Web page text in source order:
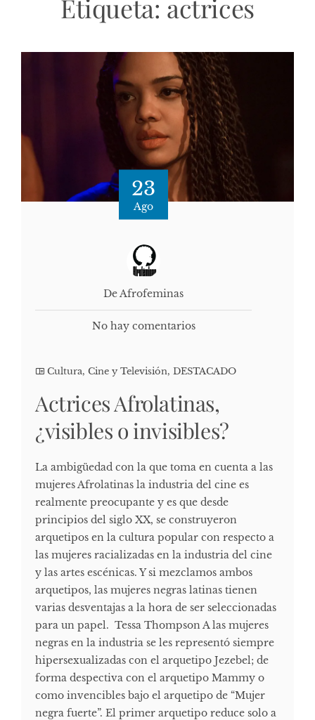
Etiqueta: actrices
23
Ago
De Afrofeminas
No hay comentarios
Cultura, Cine y Televisión, DESTACADO
Actrices Afrolatinas,
¿visibles o invisibles?
La ambigüedad con la que toma en cuenta a las
mujeres Afrolatinas la industria del cine es
realmente preocupante y es que desde
principios del siglo XX, se construyeron
arquetipos en la cultura popular con respecto a
las mujeres racializadas en la industria del cine
y las artes escénicas. Y si mezclamos ambos
arquetipos, las mujeres negras latinas tienen
varias desventajas a la hora de ser seleccionadas
para un papel. Tessa Thompson A las mujeres
negras en la industria se les representó siempre
hipersexualizadas con el arquetipo Jezebel; de
forma despectiva con el arquetipo Mammy o
como invencibles bajo el arquetipo de “Mujer
negra fuerte”. El primer arquetipo reduce solo a